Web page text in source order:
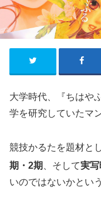
大学時代、『ちはや
学を研究していたマ
競技かるたを題材と
期・2期
、そして実
いのではないかとい